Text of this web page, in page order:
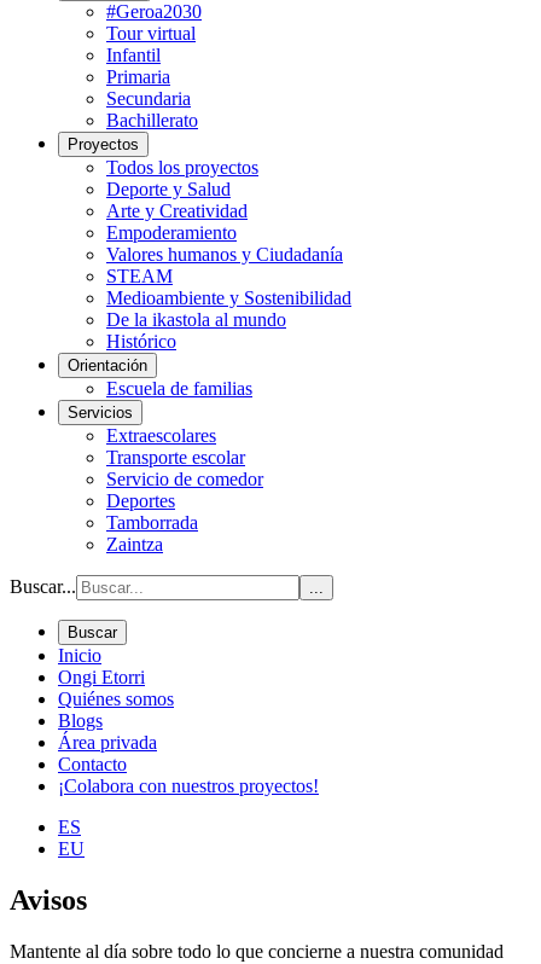
#Geroa2030
Tour virtual
Infantil
Primaria
Secundaria
Bachillerato
Proyectos
Todos los proyectos
Deporte y Salud
Arte y Creatividad
Empoderamiento
Valores humanos y Ciudadanía
STEAM
Medioambiente y Sostenibilidad
De la ikastola al mundo
Histórico
Orientación
Escuela de familias
Servicios
Extraescolares
Transporte escolar
Servicio de comedor
Deportes
Tamborrada
Zaintza
Buscar... ...
Buscar
Inicio
Ongi Etorri
Quiénes somos
Blogs
Área privada
Contacto
¡Colabora con nuestros proyectos!
ES
EU
Avisos
Mantente al día sobre todo lo que concierne a nuestra comunidad